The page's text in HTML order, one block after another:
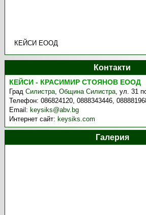
КЕЙСИ ЕООД
Контакти
КЕЙСИ - КРАСИМИР СТОЯНОВ ЕООД
ГрадСилистра,Община Силистра,ул. 31
Телефон:086824120, 0888343446,
Email: keysiks@abv.bg
Интернет сайт: keysiks.com
Галерия